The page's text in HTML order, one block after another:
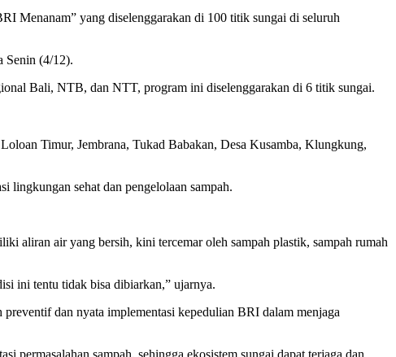
Menanam” yang diselenggarakan di 100 titik sungai di seluruh
Senin (4/12).
Bali, NTB, dan NTT, program ini diselenggarakan di 6 titik sungai.
Timur, Jembrana, Tukad Babakan, Desa Kusamba, Klungkung,
lingkungan sehat dan pengelolaan sampah.
aliran air yang bersih, kini tercemar oleh sampah plastik, sampah rumah
ini tentu tidak bisa dibiarkan,” ujarnya.
dan nyata implementasi kepedulian BRI dalam menjaga
permasalahan sampah, sehingga ekosistem sungai dapat terjaga dan